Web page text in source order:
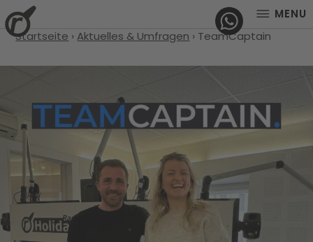
MENU
Startseite › Aktuelles & Umfragen › TeamCaptain